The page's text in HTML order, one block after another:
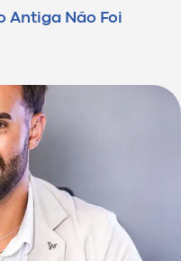
Antiga Não Foi